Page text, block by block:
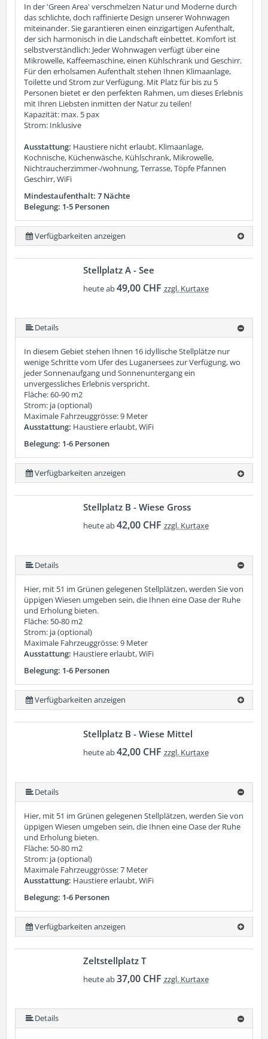
In der 'Green Area' verschmelzen Natur und Moderne durch
das schlichte, doch raffinierte Design unserer Wohnwagen
miteinander. Sie garantieren einen einzigartigen Aufenthalt,
der sich harmonisch in die Landschaft einbettet. Komfort ist
selbstverständlich: Jeder Wohnwagen verfügt über eine
Mikrowelle, Kaffeemaschine, einen Kühlschrank und Geschirr.
Für den erholsamen Aufenthalt stehen Ihnen Klimaanlage,
Toilette und Strom zur Verfügung. Mit Platz für bis zu 5
Personen bietet er den perfekten Rahmen, um dieses Erlebnis
mit Ihren Liebsten inmitten der Natur zu teilen!
Kapazität: max. 5 pax
Strom: Inklusive
Ausstattung: Haustiere nicht erlaubt, Klimaanlage,
Kochnische, Küchenwäsche, Kühlschrank, Mikrowelle,
Nichtraucherzimmer-/wohnung, Terrasse, Töpfe Pfannen
Geschirr, WiFi
Mindestaufenthalt: 7 Nächte
Belegung: 1-5 Personen
Verfügbarkeiten anzeigen
Stellplatz A - See
heute ab49,00 CHF zzgl. Kurtaxe
Details
In diesem Gebiet stehen Ihnen 16 idyllische Stellplätze nur
wenige Schritte vom Ufer des Luganersees zur Verfügung, wo
jeder Sonnenaufgang und Sonnenuntergang ein
unvergessliches Erlebnis verspricht.
Fläche: 60-90 m2
Strom: ja (optional)
Maximale Fahrzeuggrösse: 9 Meter
Ausstattung: Haustiere erlaubt, WiFi
Belegung: 1-6 Personen
Verfügbarkeiten anzeigen
Stellplatz B - Wiese Gross
heute ab42,00 CHF zzgl. Kurtaxe
Details
Hier, mit 51 im Grünen gelegenen Stellplätzen, werden Sie von
üppigen Wiesen umgeben sein, die Ihnen eine Oase der Ruhe
und Erholung bieten.
Fläche: 50-80 m2
Strom: ja (optional)
Maximale Fahrzeuggrösse: 9 Meter
Ausstattung: Haustiere erlaubt, WiFi
Belegung: 1-6 Personen
Verfügbarkeiten anzeigen
Stellplatz B - Wiese Mittel
heute ab42,00 CHF zzgl. Kurtaxe
Details
Hier, mit 51 im Grünen gelegenen Stellplätzen, werden Sie von
üppigen Wiesen umgeben sein, die Ihnen eine Oase der Ruhe
und Erholung bieten.
Fläche: 50-80 m2
Strom: ja (optional)
Maximale Fahrzeuggrösse: 7 Meter
Ausstattung: Haustiere erlaubt, WiFi
Belegung: 1-6 Personen
Verfügbarkeiten anzeigen
Zeltstellplatz T
heute ab37,00 CHF zzgl. Kurtaxe
Details